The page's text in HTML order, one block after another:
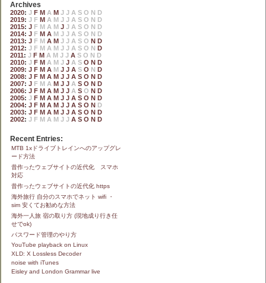
Archives
2020: J F M A M J J A S O N D
2019: J F M A M J J A S O N D
2015: J F M A M J J A S O N D
2014: J F M A M J J A S O N D
2013: J F M A M J J A S O N D
2012: J F M A M J J A S O N D
2011: J F M A M J J A S O N D
2010: J F M A M J J A S O N D
2009: J F M A M J J A S O N D
2008: J F M A M J J A S O N D
2007: J F M A M J J A S O N D
2006: J F M A M J J A S O N D
2005: J F M A M J J A S O N D
2004: J F M A M J J A S O N D
2003: J F M A M J J A S O N D
2002: J F M A M J J A S O N D
Recent Entries:
MTB 1xドライブトレインへのアップグレ
ード方法
昔作ったウェブサイトの近代化 スマホ
対応
昔作ったウェブサイトの近代化 https
海外旅行 自分のスマホでネット wifi ・
sim 安くてお勧めな方法
海外一人旅 宿の取り方 (現地成り行き任
せでok)
パスワード管理のやり方
YouTube playback on Linux
XLD: X Lossless Decoder
noise with iTunes
Eisley and London Grammar live